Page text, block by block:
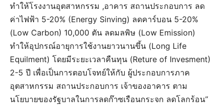
ทำให้โรงงานอุตสาหกรรม ,อาคาร สถานประกอบการ ลด
ค่าไฟฟ้า 5-20% (Energy Sinving) ลดคาร์บอน 5-20%
(Low Carbon) 10,000 ตัน ลดมลพิษ (Low Emission)
ทำให้อุปกรณ์อายุการใช้งานยาวนานขึ้น (Long Life
Equilment) โดยมีระยะเวลาคืนทุน (Reture of Invesment)
2-5 ปี เพื่อเป็นการตอบโจทย์ให้กับ ผู้ประกอบการภาค
อุตสาหกรรม สถานประกอบการ เจ้าของอาคาร ตาม
นโยบายของรัฐบาลในการลดก๊าซเรือนกระจก ลดโลกร้อน”